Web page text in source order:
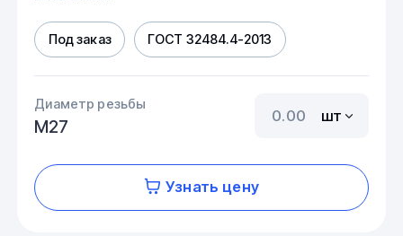
Под заказ ГОСТ 32484.4-2013
Диаметр резьбы
М27
шт
Узнать цену